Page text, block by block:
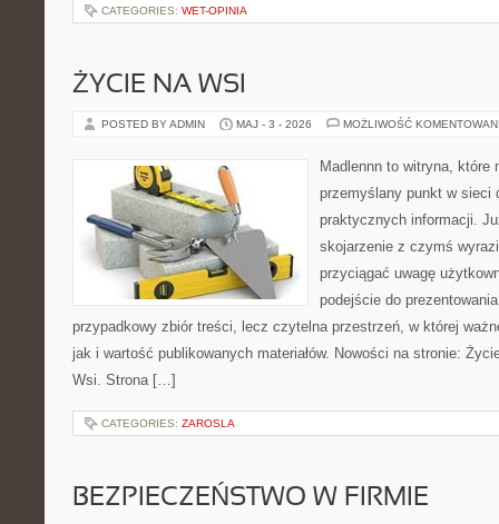
CATEGORIES: WET-OPINIA
ŻYCIE NA WSI
POSTED BY ADMIN MAJ - 3 - 2026 MOŻLIWOŚĆ
Madlennn to witryna, które
przemyślany punkt w sieci
praktycznych informacji.
skojarzenie z czymś
przyciągać uwagę
podejście do
przypadkowy zbiór treści, lecz czytelna przestrzeń, w której
jak i wartość publikowanych materiałów. Nowości na stronie:
Wsi. Strona […]
CATEGORIES: ZAROSLA
BEZPIECZEŃSTWO W FIRMIE